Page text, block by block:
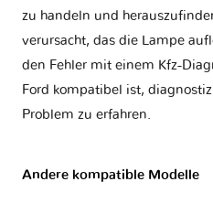
zu handeln und
verursacht, das die Lampe
den Fehler mit einem Kfz-
Ford kompatibel ist,
Problem zu erfahren.
Andere kompatible Modelle